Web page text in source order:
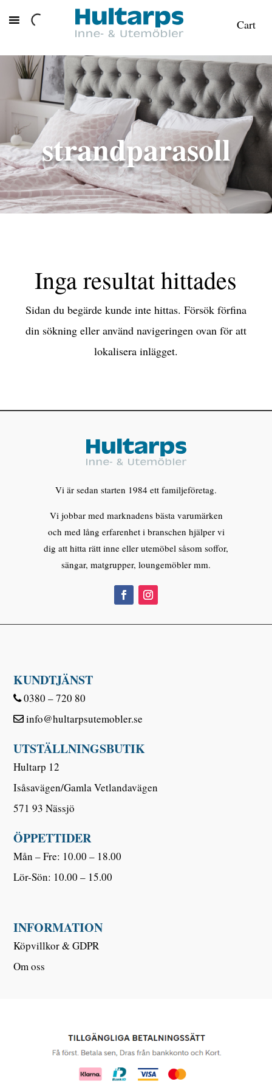
Cart
strandparasoll
Inga resultat hittades
Sidan du begärde kunde inte hittas. Försök förfina
din sökning eller använd navigeringen ovan för att
lokalisera inlägget.
Vi är sedan starten 1984 ett familjeföretag.
Vi jobbar med marknadens bästa varumärken
och med lång erfarenhet i branschen hjälper vi
dig att hitta rätt inne eller utemöbel såsom soffor,
sängar, matgrupper, loungemöbler mm.
KUNDTJÄNST
0380 – 720 80
info@hultarpsutemobler.se
UTSTÄLLNINGSBUTIK
Hultarp 12
Isåsavägen/Gamla Vetlandavägen
571 93 Nässjö
ÖPPETTIDER
Mån – Fre: 10.00 – 18.00
Lör-Sön: 10.00 – 15.00
INFORMATION
Köpvillkor & GDPR
Om oss